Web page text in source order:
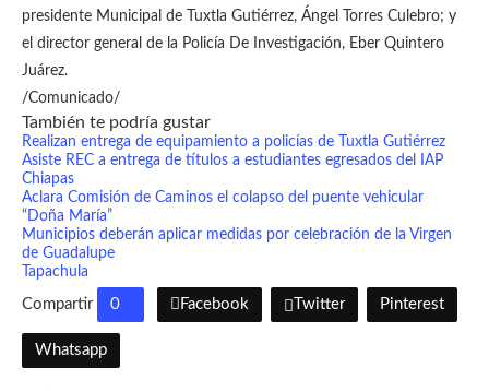
presidente Municipal de Tuxtla Gutiérrez, Ángel Torres Culebro; y
el director general de la Policía De Investigación, Eber Quintero
Juárez.
/Comunicado/
También te podría gustar
Realizan entrega de equipamiento a policías de Tuxtla Gutiérrez
Asiste REC a entrega de títulos a estudiantes egresados del IAP
Chiapas
Aclara Comisión de Caminos el colapso del puente vehicular
“Doña María”
Municipios deberán aplicar medidas por celebración de la Virgen
de Guadalupe
Tapachula
Compartir 0 Facebook Twitter Pinterest
Whatsapp